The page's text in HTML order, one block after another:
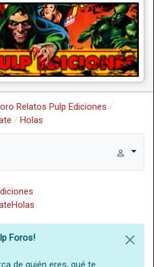
Relatos Pulp Ediciones
Holas
Holas
Foros!
de quién eres, qué te